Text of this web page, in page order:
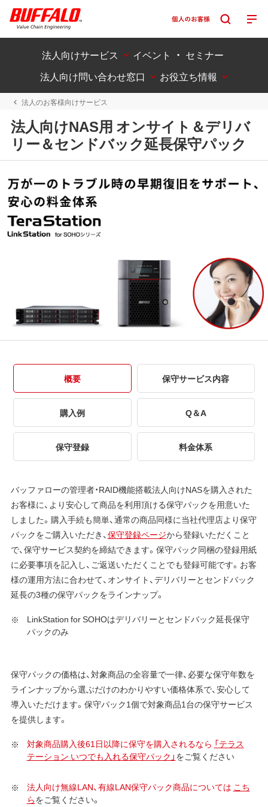
法人向けサービス
イベント ・ セミナー
法人向け問い合わせ窓口
お役立ち情報
法人のお客様向けサービス
法人向けNAS用 オンサイト＆デリバ
リー＆センドバック延長保守パック
概要 保守サービス内容
購入例 Q＆A
保守登録 料金体系
バッファローの管理者・RAID機能搭載法人向けNASを購入された
お客様に、より安心して商品を利用頂ける保守パックを用意いた
しました。購入手続も簡単、通常の商品同様に当社代理店より保守
パックをご購入いただき、 保守登録ページから登録いただくこと
で、保守サービス契約を締結できます。保守パック同梱の登録用紙
に必要事項を記入し、ご返送いただくことでも登録可能です。お客
様の運用方法に合わせて、オンサイト、デリバリーとセンドバック
延長の3種の保守パックをラインナップ。
LinkStation for SOHOはデリバリーとセンドバック延長保守
パックのみ
保守パックの価格は、対象商品の全容量で一律、必要な保守年数を
ラインナップから選ぶだけのわかりやすい価格体系で、安心して
導入いただけます。保守パック1個で対象商品1台の保守サービス
を提供します。
対象商品購入後61日以降に保守を購入されるなら 「テラス
テーション いつでも入れる保守パック」 をご覧ください
法人向け無線LAN、有線LAN保守パック商品については こち
らをご覧ください。